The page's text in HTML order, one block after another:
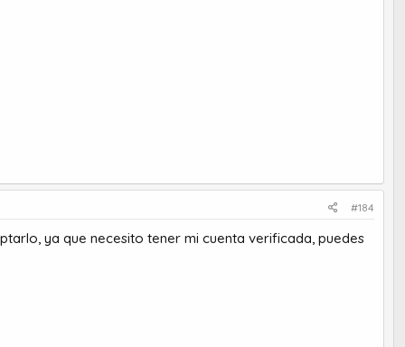
#184
ya que necesito tener mi cuenta verificada, puedes